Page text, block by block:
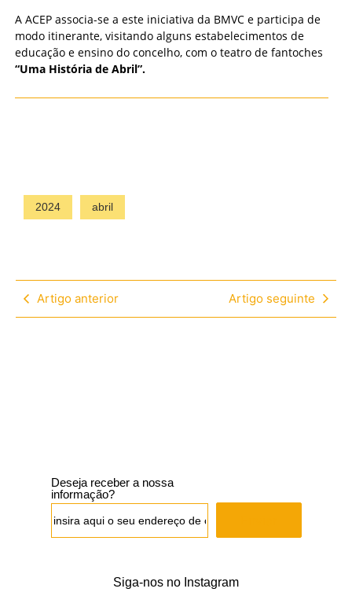
A ACEP associa-se a este iniciativa da BMVC e participa de
modo itinerante, visitando alguns estabelecimentos de
educação e ensino do concelho, com o teatro de fantoches
“Uma História de Abril”.
2024 abril
Artigo anterior Artigo seguinte
Deseja receber a nossa
informação?
Siga-nos no Instagram